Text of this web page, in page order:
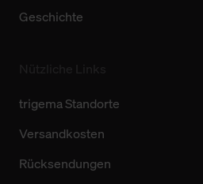
Geschichte
trigema Standorte
Versandkosten
Rücksendungen